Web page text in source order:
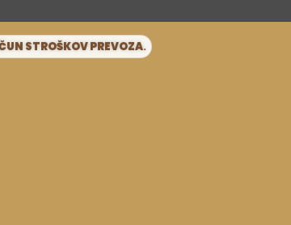
obveznosti delodajalcev do delavcev, v Združenju
in sindikate pozivajo k skupni mizi.
STROŠKOV PREVOZA.